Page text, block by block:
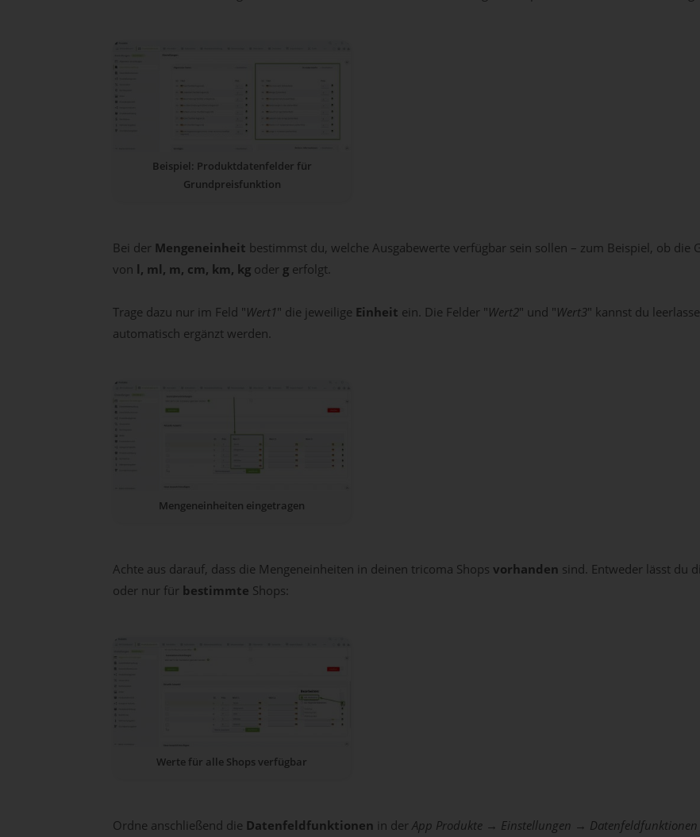
Beispiel: Produktdatenfelder für
Grundpreisfunktion
Bei der Mengeneinheit bestimmst du, welche Ausgabewerte verfügbar sein sollen – zum Beispiel, ob die
von l, ml, m, cm, km, kg oder g erfolgt.
Trage dazu nur im Feld "Wert1" die jeweilige Einheit ein. Die Felder "Wert2" und "Wert3" kannst du
automatisch ergänzt werden.
Mengeneinheiten eingetragen
Achte aus darauf, dass die Mengeneinheiten in deinen tricoma Shops vorhanden sind. Entweder lässt du
oder nur für bestimmte Shops:
Werte für alle Shops verfügbar
Ordne anschließend die Datenfeldfunktionen in der App Produkte → Einstellungen → Datenfeldfunktionen